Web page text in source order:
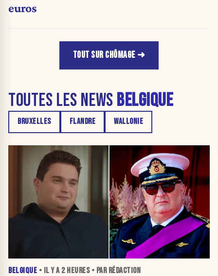
euros
TOUT SUR CHÔMAGE
TOUTES LES NEWS BELGIQUE
BRUXELLES FLANDRE WALLONIE
BELGIQUE • IL Y A 2 HEURES• PAR RÉDACTION